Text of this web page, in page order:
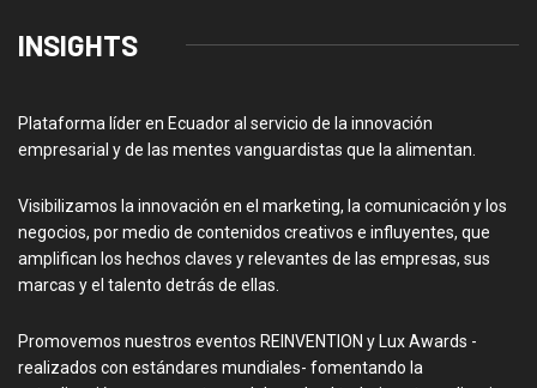
INSIGHTS
Plataforma líder en Ecuador al servicio de la innovación
empresarial y de las mentes vanguardistas que la alimentan.
Visibilizamos la innovación en el marketing, la comunicación y los
negocios, por medio de contenidos creativos e influyentes, que
amplifican los hechos claves y relevantes de las empresas, sus
marcas y el talento detrás de ellas.
Promovemos nuestros eventos REINVENTION y Lux Awards -
realizados con estándares mundiales- fomentando la